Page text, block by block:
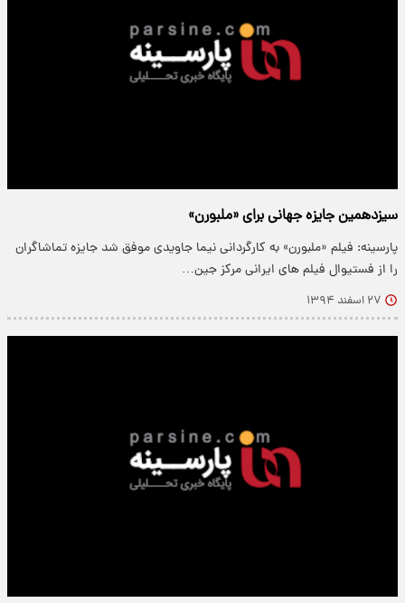
سيزدهمين جايزه جهانی‌ برای «ملبورن»
پارسینه: فیلم «ملبورن» به کارگردانی نیما جاویدی موفق شد جایزه تماشاگران
را از فستیوال فیلم های ایرانی مركز جین…
۲۷ اسفند ۱۳۹۴